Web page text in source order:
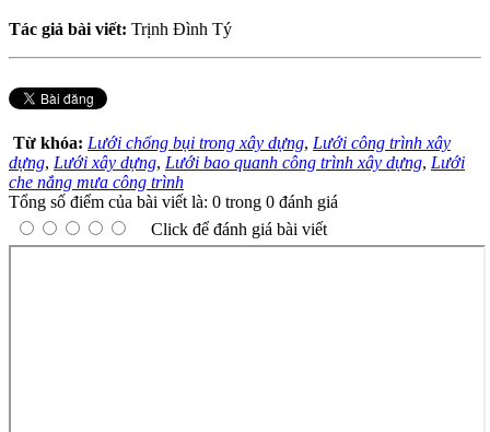
Tác giả bài viết: Trịnh Đình Tý
Từ khóa: Lưới chống bụi trong xây dựng, Lưới công trình xây
dựng, Lưới xây dựng, Lưới bao quanh công trình xây dựng, Lưới
che nắng mưa công trình
Tổng số điểm của bài viết là: 0 trong 0 đánh giá
Click để đánh giá bài viết